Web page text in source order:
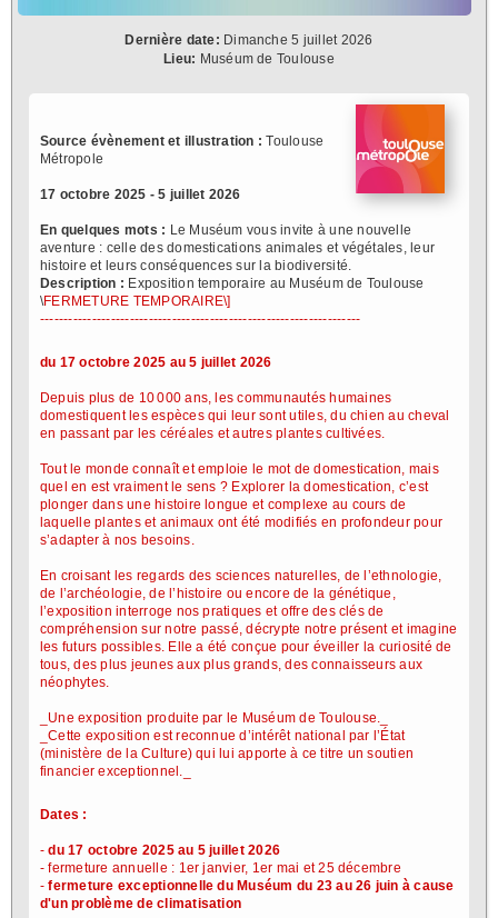
Dernière date: Dimanche 5 juillet 2026
Lieu: Muséum de Toulouse
Source évènement et illustration : Toulouse
Métropole
17 octobre 2025 - 5 juillet 2026
En quelques mots : Le Muséum vous invite à une nouvelle
aventure : celle des domestications animales et végétales, leur
histoire et leurs conséquences sur la biodiversité.
Description : Exposition temporaire au Muséum de Toulouse
\FERMETURE TEMPORAIRE\]
--------------------------------------------------------------------
du 17 octobre 2025 au 5 juillet 2026
Depuis plus de 10 000 ans, les communautés humaines
domestiquent les espèces qui leur sont utiles, du chien au cheval
en passant par les céréales et autres plantes cultivées.
Tout le monde connaît et emploie le mot de domestication, mais
quel en est vraiment le sens ? Explorer la domestication, c’est
plonger dans une histoire longue et complexe au cours de
laquelle plantes et animaux ont été modifiés en profondeur pour
s’adapter à nos besoins.
En croisant les regards des sciences naturelles, de l’ethnologie,
de l’archéologie, de l’histoire ou encore de la génétique,
l’exposition interroge nos pratiques et offre des clés de
compréhension sur notre passé, décrypte notre présent et imagine
les futurs possibles. Elle a été conçue pour éveiller la curiosité de
tous, des plus jeunes aux plus grands, des connaisseurs aux
néophytes.
_Une exposition produite par le Muséum de Toulouse._
_Cette exposition est reconnue d’intérêt national par l’État
(ministère de la Culture) qui lui apporte à ce titre un soutien
financier exceptionnel._
Dates :
-du 17 octobre 2025 au 5 juillet 2026
- fermeture annuelle : 1er janvier, 1er mai et 25 décembre
-fermeture exceptionnelle du Muséum du 23 au 26 juin à cause
d'un problème de climatisation